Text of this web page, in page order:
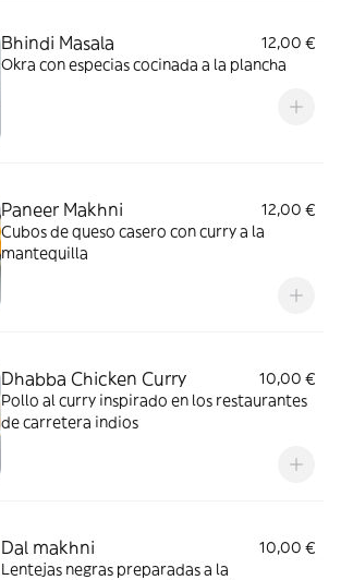
Bhindi Masala
12,00 €
Okra con especias cocinada a la plancha
Paneer Makhni
12,00 €
Cubos de queso casero con curry a la
mantequilla
Dhabba Chicken Curry
10,00 €
Pollo al curry inspirado en los restaurantes
de carretera indios
Dal makhni
10,00 €
Lentejas negras preparadas a la